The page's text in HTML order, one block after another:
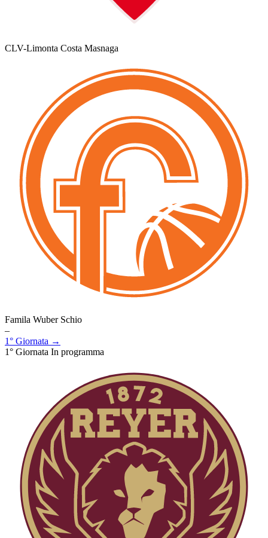
CLV-Limonta Costa Masnaga
Famila Wuber Schio
–
1° Giornata →
1° Giornata In programma